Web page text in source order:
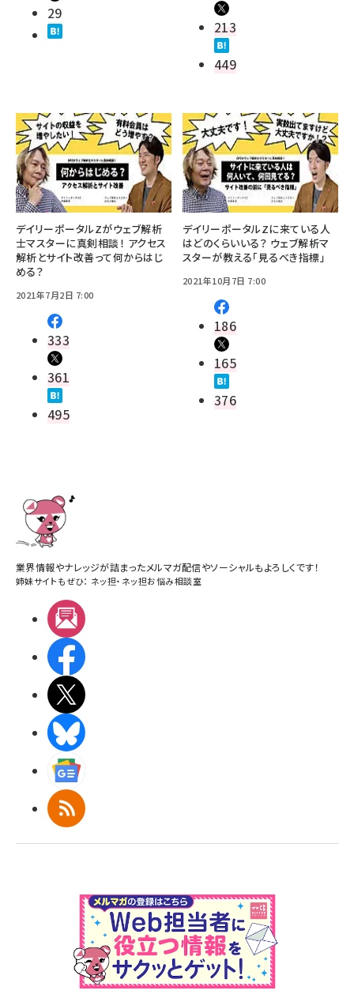
29
213
449
デイリーポータルZがウェブ解析
士マスターに真剣相談！ アクセス
解析とサイト改善って何からはじ
める？
2021年7月2日 7:00
333
361
495
デイリーポータルZに来ている人
はどのくらいいる？ ウェブ解析マ
スターが教える「見るべき指標」
2021年10月7日 7:00
186
165
376
業界情報やナレッジが詰まったメルマガ配信やソーシャルもよろしくです！
姉妹サイトもぜひ： ネッ担・ ネッ担お悩み相談室
RSS